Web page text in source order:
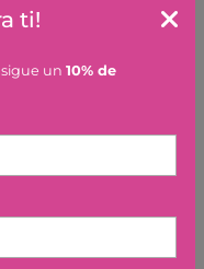
ti!
un 10% de